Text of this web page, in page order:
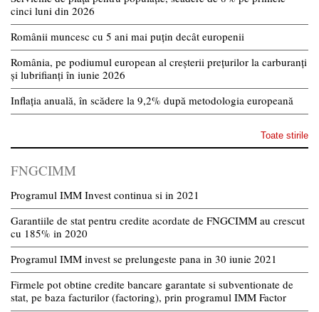
cinci luni din 2026
Românii muncesc cu 5 ani mai puțin decât europenii
România, pe podiumul european al creșterii prețurilor la carburanți
și lubrifianți în iunie 2026
Inflația anuală, în scădere la 9,2% după metodologia europeană
Toate stirile
FNGCIMM
Programul IMM Invest continua si in 2021
Garantiile de stat pentru credite acordate de FNGCIMM au crescut
cu 185% in 2020
Programul IMM invest se prelungeste pana in 30 iunie 2021
Firmele pot obtine credite bancare garantate si subventionate de
stat, pe baza facturilor (factoring), prin programul IMM Factor